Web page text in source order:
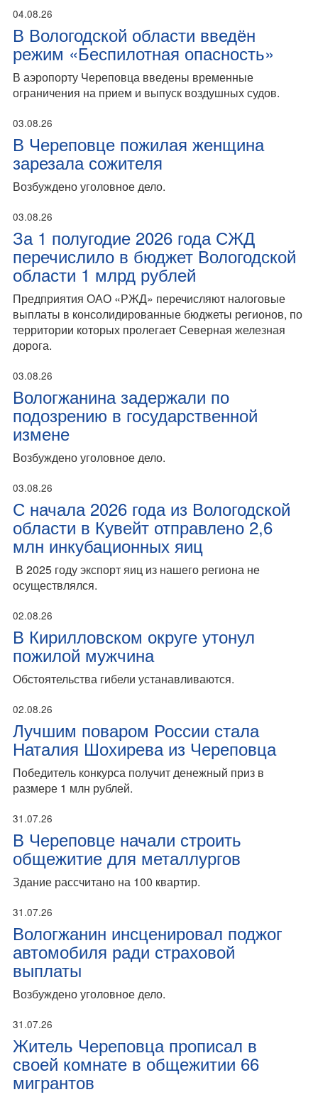
04.08.26
В Вологодской области введён
режим «Беспилотная опасность»
В аэропорту Череповца введены временные
ограничения на прием и выпуск воздушных судов.
03.08.26
В Череповце пожилая женщина
зарезала сожителя
Возбуждено уголовное дело.
03.08.26
За 1 полугодие 2026 года СЖД
перечислило в бюджет Вологодской
области 1 млрд рублей
Предприятия ОАО «РЖД» перечисляют налоговые
выплаты в консолидированные бюджеты регионов, по
территории которых пролегает Северная железная
дорога.
03.08.26
Вологжанина задержали по
подозрению в государственной
измене
Возбуждено уголовное дело.
03.08.26
С начала 2026 года из Вологодской
области в Кувейт отправлено 2,6
млн инкубационных яиц
В 2025 году экспорт яиц из нашего региона не
осуществлялся.
02.08.26
В Кирилловском округе утонул
пожилой мужчина
Обстоятельства гибели устанавливаются.
02.08.26
Лучшим поваром России стала
Наталия Шохирева из Череповца
Победитель конкурса получит денежный приз в
размере 1 млн рублей.
31.07.26
В Череповце начали строить
общежитие для металлургов
Здание рассчитано на 100 квартир.
31.07.26
Вологжанин инсценировал поджог
автомобиля ради страховой
выплаты
Возбуждено уголовное дело.
31.07.26
Житель Череповца прописал в
своей комнате в общежитии 66
мигрантов